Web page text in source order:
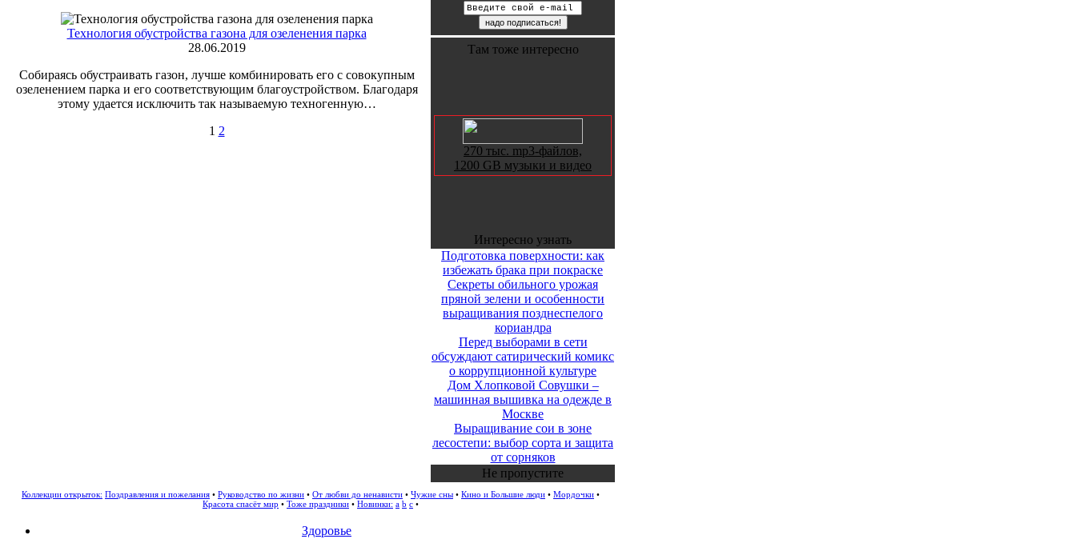
Технология обустройства газона для озеленения парка
28.06.2019
Собираясь обустраивать газон, лучше комбинировать его с совокупным
озеленением парка и его соответствующим благоустройством. Благодаря
этому удается исключить так называемую техногенную…
1 2
Там тоже интересно
270 тыс. mp3-файлов,
1200 GB музыки и видео
Интересно узнать
Подготовка поверхности: как
избежать брака при покраске
Секреты обильного урожая
пряной зелени и особенности
выращивания позднеспелого
кориандра
Перед выборами в сети
обсуждают сатирический комикс
о коррупционной культуре
Дом Хлопковой Совушки –
машинная вышивка на одежде в
Москве
Выращивание сои в зоне
лесостепи: выбор сорта и защита
от сорняков
Не пропустите
Коллекции открыток: Поздравления и пожелания • Руководство по жизни • От любви до ненависти • Чужие сны • Кино и Большие люди • Мордочки •
Красота спасёт мир • Тоже праздники • Новинки: a b c •
Здоровье